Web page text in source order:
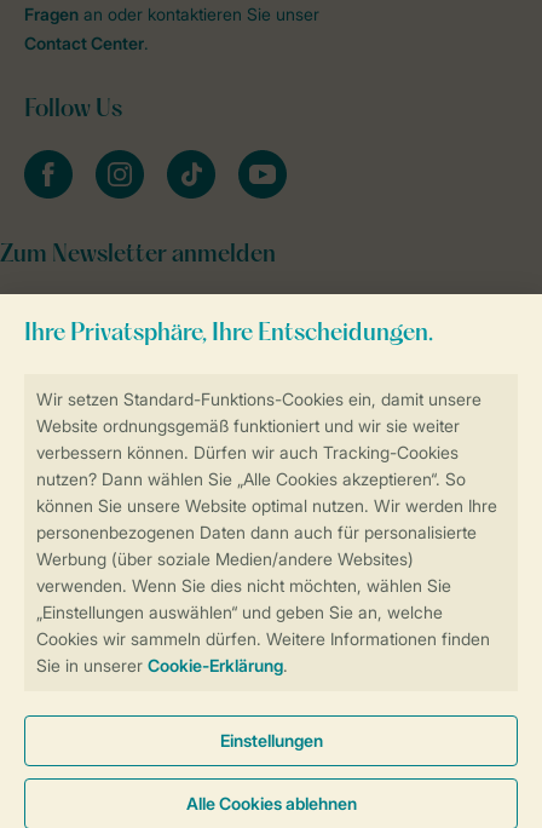
Sicherstellung Deiner Privatsphäre
Sicher und schnell zur Online-Buchung
Sichere Datenübertragung
Sicheres Bezahlen
Fragen an oder kontaktieren Sie unser
Contact Center.
Follow Us
facebookinstagramtiktok youtube
Zum Newsletter anmelden